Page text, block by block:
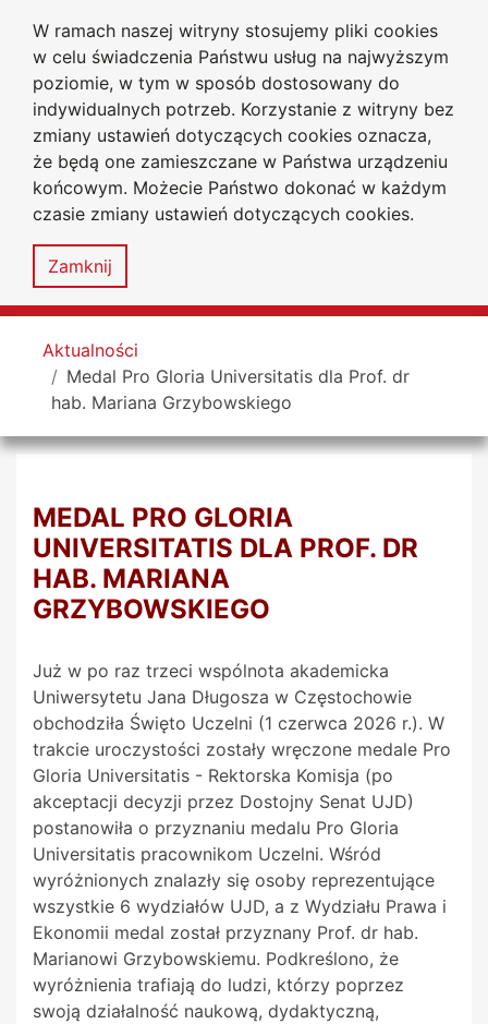
W ramach naszej witryny stosujemy pliki cookies
w celu świadczenia Państwu usług na najwyższym
poziomie, w tym w sposób dostosowany do
indywidualnych potrzeb. Korzystanie z witryny bez
zmiany ustawień dotyczących cookies oznacza,
że będą one zamieszczane w Państwa urządzeniu
końcowym. Możecie Państwo dokonać w każdym
czasie zmiany ustawień dotyczących cookies.
Zamknij
Przejdź do głównego menu
Przejdź do treści
Przejdź do wyszukiwarki
Przejdź do mapy serwisu
Uniwersytet
Jana Długosza
w Częstochowie
Wydział Prawa i Ekonomii
Deklaracja
Mapa
MENU
Tutaj jesteś
Aktualności
Medal Pro Gloria Universitatis dla Prof. dr
hab. Mariana Grzybowskiego
MEDAL PRO GLORIA
UNIVERSITATIS DLA PROF. DR
HAB. MARIANA
GRZYBOWSKIEGO
Już w po raz trzeci wspólnota akademicka
Uniwersytetu Jana Długosza w Częstochowie
obchodziła Święto Uczelni (1 czerwca 2026 r.). W
trakcie uroczystości zostały wręczone medale Pro
Gloria Universitatis - Rektorska Komisja (po
akceptacji decyzji przez Dostojny Senat UJD)
postanowiła o przyznaniu medalu Pro Gloria
Universitatis pracownikom Uczelni. Wśród
wyróżnionych znalazły się osoby reprezentujące
wszystkie 6 wydziałów UJD, a z Wydziału Prawa i
Ekonomii medal został przyznany Prof. dr hab.
Marianowi Grzybowskiemu. Podkreślono, że
wyróżnienia trafiają do ludzi, którzy poprzez
swoją działalność naukową, dydaktyczną,